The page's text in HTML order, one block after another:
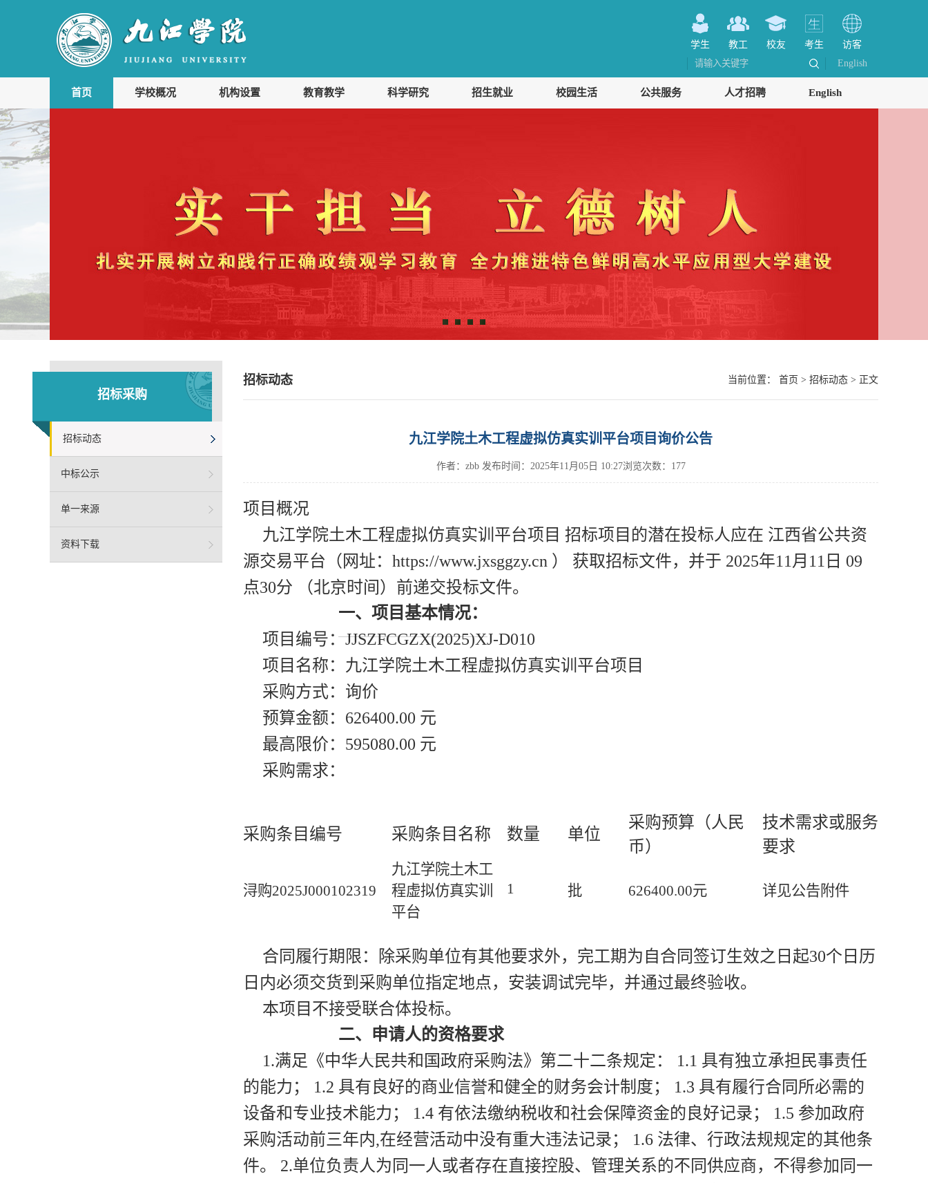
学生 教工 校友 考生
访客
English
首页 学校概况 机构设置 教育教学 科学研究 招生就业 校园生活 公共服务 人才招聘 English
招标采购
招标动态
中标公示
单一来源
资料下载
招标动态 当前位置： 首页 > 招标动态 > 正文
九江学院土木工程虚拟仿真实训平台项目询价公告
作者：zbb 发布时间： 2025年11月05日 10:27浏览次数： 177
项目概况
九江学院土木工程虚拟仿真实训平台项目 招标项目的潜在投标人应在 江西省公共资
源交易平台（网址：https://www.jxsggzy.cn ） 获取招标文件，并于 2025年11月11日 09
点30分 （北京时间）前递交投标文件。
一、项目基本情况：
项目编号：JJSZFCGZX(2025)XJ-D010
项目名称：九江学院土木工程虚拟仿真实训平台项目
采购方式：询价
预算金额：626400.00 元
最高限价：595080.00 元
采购需求：
采购条目编号 采购条目名称 数量 单位
采购预算（人民
币）
技术需求或服务
要求
浔购2025J000102319
九江学院土木工
程虚拟仿真实训
平台
1 批 626400.00元 详见公告附件
合同履行期限：除采购单位有其他要求外，完工期为自合同签订生效之日起30个日历
日内必须交货到采购单位指定地点，安装调试完毕，并通过最终验收。
本项目不接受联合体投标。
二、申请人的资格要求
1.满足《中华人民共和国政府采购法》第二十二条规定： 1.1 具有独立承担民事责任
的能力； 1.2 具有良好的商业信誉和健全的财务会计制度； 1.3 具有履行合同所必需的
设备和专业技术能力； 1.4 有依法缴纳税收和社会保障资金的良好记录； 1.5 参加政府
采购活动前三年内,在经营活动中没有重大违法记录； 1.6 法律、行政法规规定的其他条
件。 2.单位负责人为同一人或者存在直接控股、管理关系的不同供应商，不得参加同一